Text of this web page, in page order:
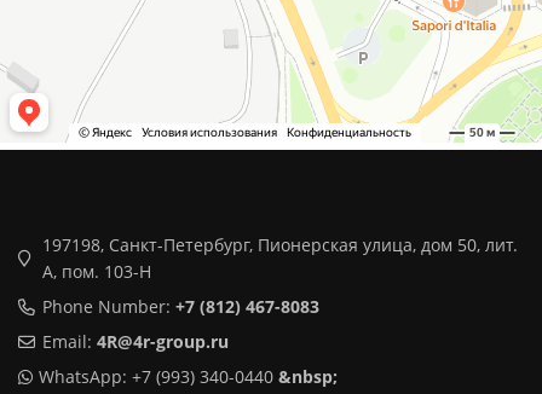
197198, Санкт-Петербург, Пионерская улица, дом 50, лит.
А, пом. 103-Н
Phone Number: +7 (812) 467-8083
Email: 4R@4r-group.ru
WhatsApp: +7 (993) 340-0440 &nbsp;